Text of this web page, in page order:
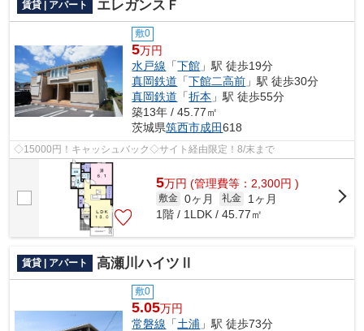
賃貸 | アパート エレガンスＦ
敷0
5万円
水戸線 「下館 」駅 徒歩19分
真岡鉄道 「下館二高前 」駅 徒歩30分
真岡鉄道 「折本 」駅 徒歩55分
築13年 / 45.77㎡
茨城県筑西市成田618
◇15000円！キャッシュバック◇サイト経由限定！8/末まで
5万円 (管理費等：2,300円 )
敷金 0ヶ月 礼金
1ヶ月
1階 / 1LDK / 45.77㎡
賃貸 | アパート 高瀬川ハイツⅡ
敷0
5.05万円
常磐線 「土浦 」駅 徒歩73分